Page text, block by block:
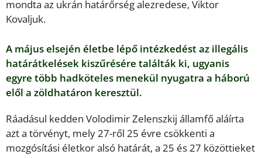
mondta az ukrán határőrség alezredese, Viktor
Kovaljuk.
A május elsején életbe lépő intézkedést az illegális
határátkelések kiszűrésére találták ki, ugyanis
egyre több hadköteles menekül nyugatra a háború
elől a zöldhatáron keresztül.
Ráadásul kedden Volodimir Zelenszkij államfő aláírta
azt a törvényt, mely 27-ről 25 évre csökkenti a
mozgósítási életkor alsó határát, a 25 és 27 közöttieket